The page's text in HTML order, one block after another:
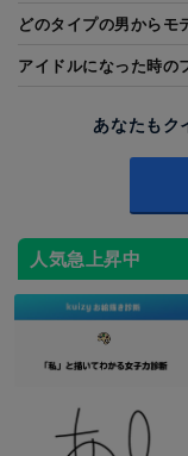
どのタイプの男からモ
アイドルになった時の
あなたもク
人気急上昇中